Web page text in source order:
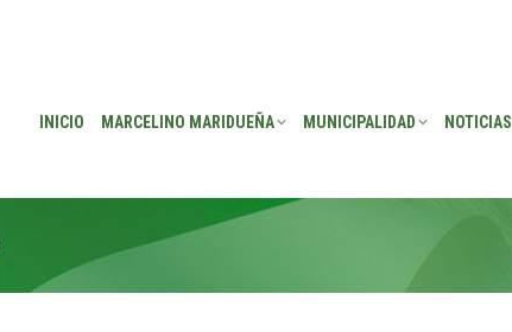
INICIO MARCELINO MARIDUEÑA MUNICIPALIDAD NOTICIAS